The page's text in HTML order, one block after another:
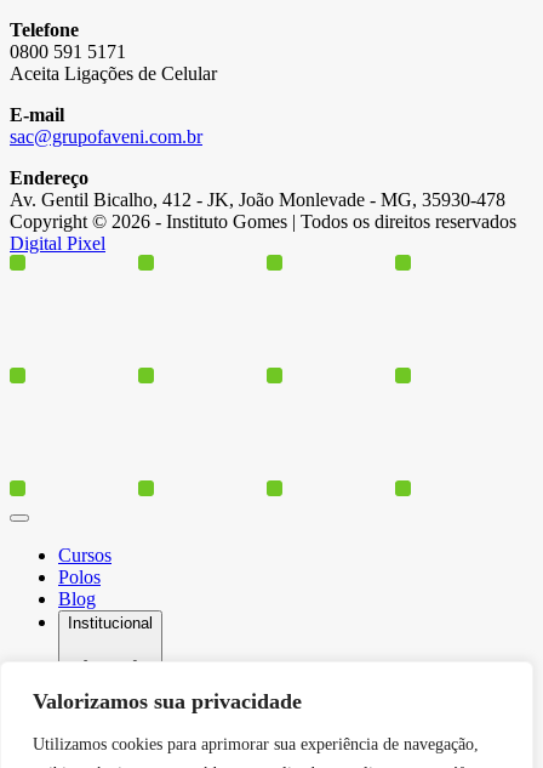
Valorizamos sua privacidade
Utilizamos cookies para aprimorar sua experiência de navegação,
Telefone
0800 591 5171
Aceita Ligações de Celular
E-mail
sac@grupofaveni.com.br
Endereço
Av. Gentil Bicalho, 412 - JK, João Monlevade - MG, 35930-478
Copyright © 2026 - Instituto Gomes | Todos os direitos reservados
Digital Pixel
Cursos
Polos
Blog
Institucional
Serviços
Conheça-nos